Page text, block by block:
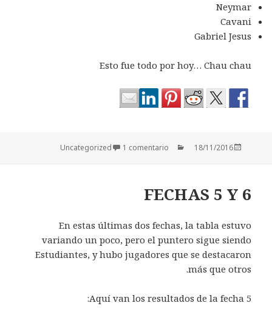
Neymar
Cavani
Gabriel Jesus
Esto fue todo por hoy… Chau chau
Publicado
18/11/2016
Categorías
Uncategorized 1 comentario
FECHAS 5 Y 6
En estas últimas dos fechas, la tabla estuvo
variando un poco, pero el puntero sigue siendo
Estudiantes, y hubo jugadores que se destacaron
más que otros.
Aquí van los resultados de la fecha 5: